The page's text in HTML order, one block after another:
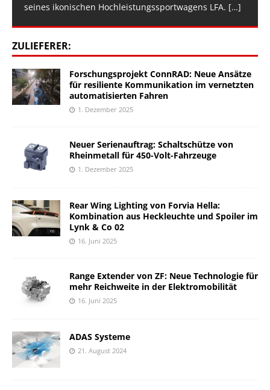
seines ikonischen Hochleistungssportwagens LFA. […]
ZULIEFERER:
Forschungsprojekt ConnRAD: Neue Ansätze
für resiliente Kommunikation im vernetzten
automatisierten Fahren
1. Dezember 2025
Neuer Serienauftrag: Schaltschütze von
Rheinmetall für 450-Volt-Fahrzeuge
1. Dezember 2025
Rear Wing Lighting von Forvia Hella:
Kombination aus Heckleuchte und Spoiler im
Lynk & Co 02
16. Juni 2025
Range Extender von ZF: Neue Technologie für
mehr Reichweite in der Elektromobilität
16. Juni 2025
ADAS Systeme
21. August 2024